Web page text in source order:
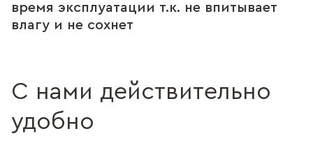
время эксплуатации т.к. не впитывает
влагу и не сохнет
С нами действительно
удобно